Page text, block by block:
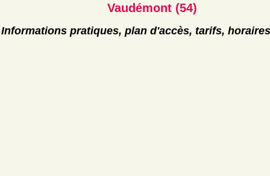
Vaudémont (54)
Informations pratiques, plan d'accès, tarifs, horaires